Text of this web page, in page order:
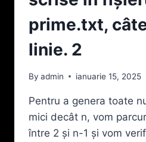
ORDINE
ALFABETICĂ,
SCRIEȚI
UN
PROGRAM
SĂ
FIŞIERUL
GAMA.TXT
CARE
prime.txt,
linie. 2
By admin ianuarie 15, 2025
Pentru a genera toate
mici decât n, vom
între 2 și n-1 și vom